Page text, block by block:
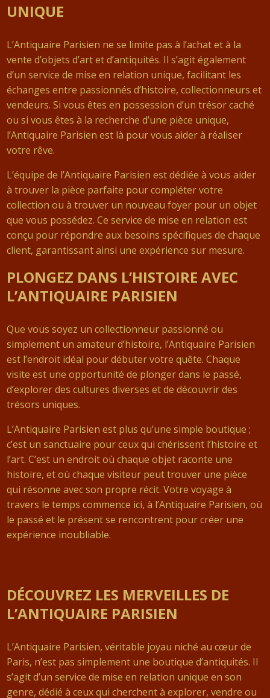
UNIQUE
L’Antiquaire Parisien ne se limite pas à l’achat et à la
vente d’objets d’art et d’antiquités. Il s’agit également
d’un service de mise en relation unique, facilitant les
échanges entre passionnés d’histoire, collectionneurs et
vendeurs. Si vous êtes en possession d’un trésor caché
ou si vous êtes à la recherche d’une pièce unique,
l’Antiquaire Parisien est là pour vous aider à réaliser
votre rêve.
L’équipe de l’Antiquaire Parisien est dédiée à vous aider
à trouver la pièce parfaite pour compléter votre
collection ou à trouver un nouveau foyer pour un objet
que vous possédez. Ce service de mise en relation est
conçu pour répondre aux besoins spécifiques de chaque
client, garantissant ainsi une expérience sur mesure.
PLONGEZ DANS L’HISTOIRE AVEC
L’ANTIQUAIRE PARISIEN
Que vous soyez un collectionneur passionné ou
simplement un amateur d’histoire, l’Antiquaire Parisien
est l’endroit idéal pour débuter votre quête. Chaque
visite est une opportunité de plonger dans le passé,
d’explorer des cultures diverses et de découvrir des
trésors uniques.
L’Antiquaire Parisien est plus qu’une simple boutique ;
c’est un sanctuaire pour ceux qui chérissent l’histoire et
l’art. C’est un endroit où chaque objet raconte une
histoire, et où chaque visiteur peut trouver une pièce
qui résonne avec son propre récit. Votre voyage à
travers le temps commence ici, à l’Antiquaire Parisien, où
le passé et le présent se rencontrent pour créer une
expérience inoubliable.
DÉCOUVREZ LES MERVEILLES DE
L’ANTIQUAIRE PARISIEN
L’Antiquaire Parisien, véritable joyau niché au cœur de
Paris, n’est pas simplement une boutique d’antiquités. Il
s’agit d’un service de mise en relation unique en son
genre, dédié à ceux qui cherchent à explorer, vendre ou